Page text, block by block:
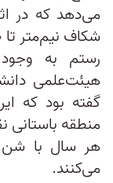
می‌دهد که در
رستم به
هیئت‌علمی
منطقه باستانی
هر سال با شن
می‌کنند.